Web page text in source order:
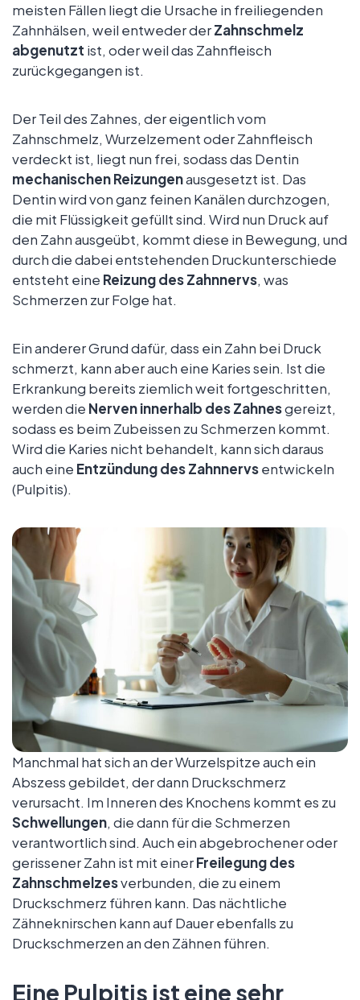
meisten Fällen liegt die Ursache in freiliegenden
Zahnhälsen, weil entweder derZahnschmelz
abgenutzt ist, oder weil das Zahnfleisch
zurückgegangen ist.
Der Teil des Zahnes, der eigentlich vom
Zahnschmelz, Wurzelzement oder Zahnfleisch
verdeckt ist, liegt nun frei, sodass das Dentin
mechanischen Reizungenausgesetzt ist. Das
Dentin wird von ganz feinen Kanälen durchzogen,
die mit Flüssigkeit gefüllt sind. Wird nun Druck auf
den Zahn ausgeübt, kommt diese in Bewegung, und
durch die dabei entstehenden Druckunterschiede
entsteht eine Reizung des Zahnnervs, was
Schmerzen zur Folge hat.
Ein anderer Grund dafür, dass ein Zahn bei Druck
schmerzt, kann aber auch eine Karies sein. Ist die
Erkrankung bereits ziemlich weit fortgeschritten,
werden die Nerven innerhalb des Zahnesgereizt,
sodass es beim Zubeissen zu Schmerzen kommt.
Wird die Karies nicht behandelt, kann sich daraus
auch eine Entzündung des Zahnnervsentwickeln
(Pulpitis).
Manchmal hat sich an der Wurzelspitze auch ein
Abszess gebildet, der dann Druckschmerz
verursacht. Im Inneren des Knochens kommt es zu
Schwellungen, die dann für die Schmerzen
verantwortlich sind. Auch ein abgebrochener oder
gerissener Zahn ist mit einerFreilegung des
Zahnschmelzesverbunden, die zu einem
Druckschmerz führen kann. Das nächtliche
Zähneknirschen kann auf Dauer ebenfalls zu
Druckschmerzen an den Zähnen führen.
Eine Pulpitis ist eine sehr